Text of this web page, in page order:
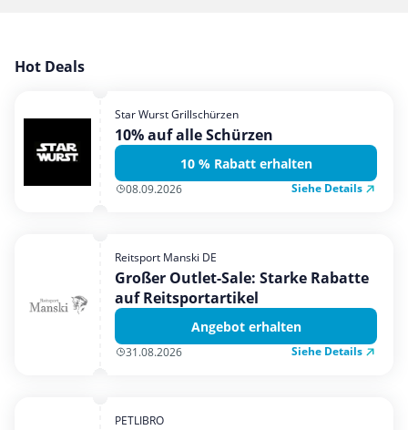
Garten, Haushalt & Tiere
Mobilfunk & Internet
Mode & Accessoires
Shopping
Urlaub & Reise
Hot Deals
Star Wurst Grillschürzen
10% auf alle Schürzen
10 % Rabatt erhalten
08.09.2026 Siehe Details
Reitsport Manski DE
Großer Outlet-Sale: Starke Rabatte
auf Reitsportartikel
Angebot erhalten
31.08.2026 Siehe Details
PETLIBRO